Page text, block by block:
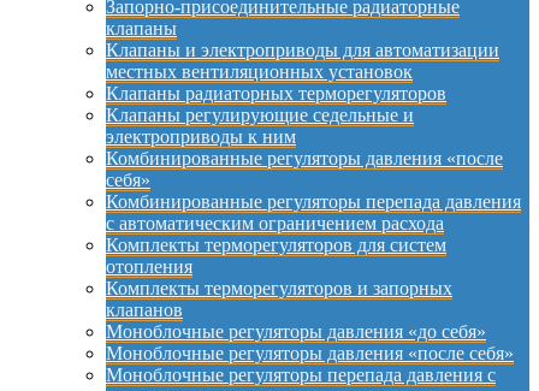
Запорно-присоединительные радиаторные
клапаны
Клапаны и электроприводы для автоматизации
местных вентиляционных установок
Клапаны радиаторных терморегуляторов
Клапаны регулирующие седельные и
электроприводы к ним
Комбинированные регуляторы давления «после
себя»
Комбинированные регуляторы перепада давления
с автоматическим ограничением расхода
Комплекты терморегуляторов для систем
отопления
Комплекты терморегуляторов и запорных
клапанов
Моноблочные регуляторы давления «до себя»
Моноблочные регуляторы давления «после себя»
Моноблочные регуляторы перепада давления с